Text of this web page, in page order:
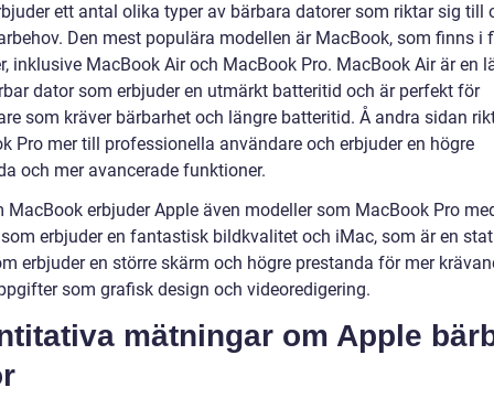
ett antal olika typer av bärbara datorer som riktar sig till
Den mest populära modellen är MacBook, som finns i
inklusive MacBook Air och MacBook Pro. MacBook Air är en
dator som erbjuder en utmärkt batteritid och är perfekt för
som kräver bärbarhet och längre batteritid. Å andra sidan
Pro mer till professionella användare och erbjuder en högre
och mer avancerade funktioner.
MacBook erbjuder Apple även modeller som MacBook Pro
erbjuder en fantastisk bildkvalitet och iMac, som är en
erbjuder en större skärm och högre prestanda för mer
som grafisk design och videoredigering.
mätningar om Apple